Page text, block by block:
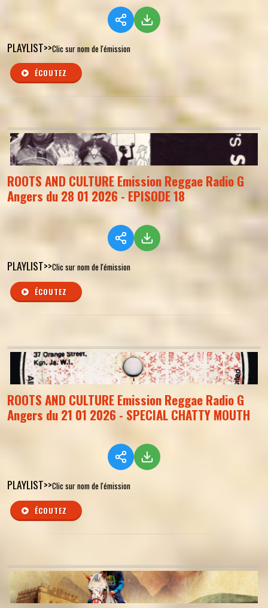
PLAYLIST>>Clic sur nom de l'émission
ÉCOUTEZ
ROOTS AND CULTURE Emission Reggae Radio G
Angers du 28 01 2026 - EPISODE 18
PLAYLIST>>Clic sur nom de l'émission
ÉCOUTEZ
ROOTS AND CULTURE Emission Reggae Radio G
Angers du 21 01 2026 - SPECIAL CHATTY MOUTH
PLAYLIST>>Clic sur nom de l'émission
ÉCOUTEZ